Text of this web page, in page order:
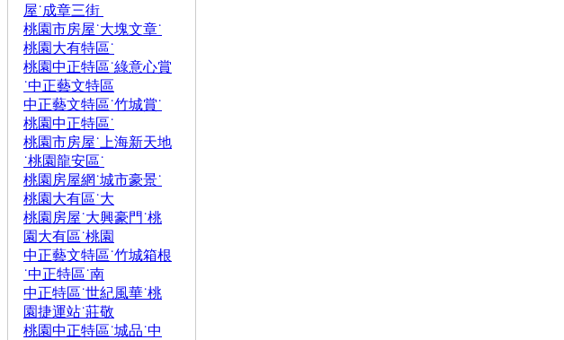
屋˙成章三街
桃園市房屋˙大塊文章˙
桃園大有特區˙
桃園中正特區˙綠意心賞
˙中正藝文特區
中正藝文特區˙竹城賞˙
桃園中正特區˙
桃園市房屋˙上海新天地
˙桃園龍安區˙
桃園房屋網˙城市豪景˙
桃園大有區˙大
桃園房屋˙大興豪門˙桃
園大有區˙桃園
中正藝文特區˙竹城箱根
˙中正特區˙南
中正特區˙世紀風華˙桃
園捷運站˙莊敬
桃園中正特區˙城品˙中